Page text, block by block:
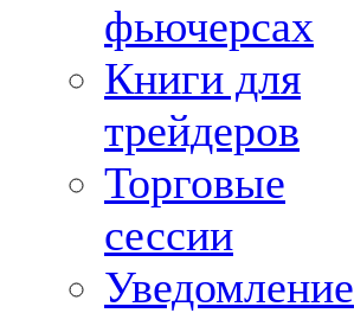
фьючерсах
Книги для
трейдеров
Торговые
сессии
Уведомление